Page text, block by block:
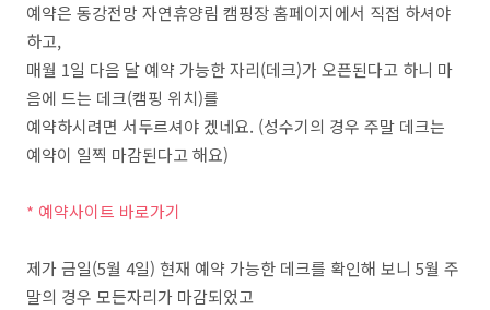
예약은 동강전망 자연휴양림 캠핑장 홈페이지에서 직접 하셔야
하고,
매월 1일 다음 달 예약 가능한 자리(데크)가 오픈된다고 하니 마
음에 드는 데크(캠핑 위치)를
예약하시려면 서두르셔야 겠네요. (성수기의 경우 주말 데크는
예약이 일찍 마감된다고 해요)
* 예약사이트 바로가기
제가 금일(5월 4일) 현재 예약 가능한 데크를 확인해 보니 5월 주
말의 경우 모든자리가 마감되었고